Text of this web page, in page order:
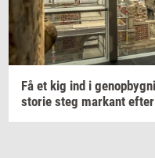
Få et kig ind i
sto­rie steg mar­kant efter